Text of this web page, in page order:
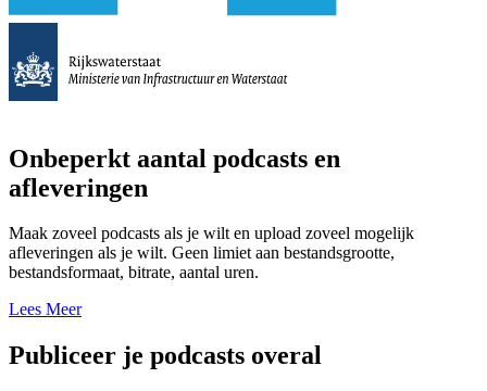
Onbeperkt aantal podcasts en
afleveringen
Maak zoveel podcasts als je wilt en upload zoveel mogelijk
afleveringen als je wilt. Geen limiet aan bestandsgrootte,
bestandsformaat, bitrate, aantal uren.
Lees Meer
Publiceer je podcasts overal